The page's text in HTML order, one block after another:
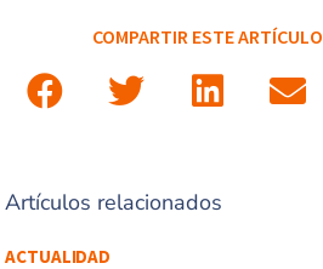
COMPARTIR ESTE ARTÍCULO
Artículos relacionados
ACTUALIDAD